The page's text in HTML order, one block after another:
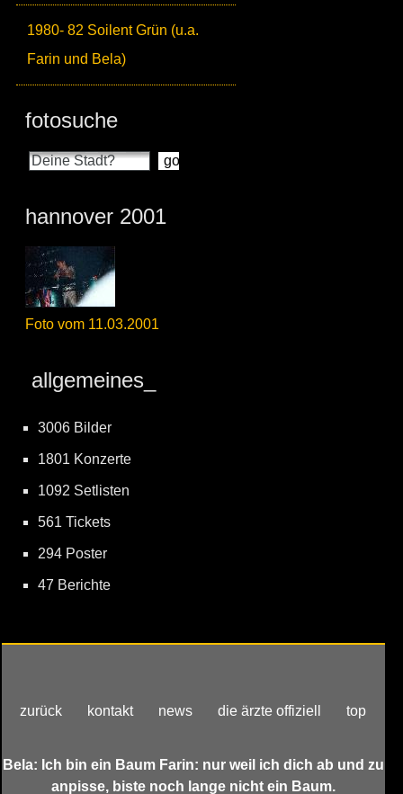
1980- 82 Soilent Grün (u.a.
Farin und Bela)
fotosuche
hannover 2001
Foto vom 11.03.2001
allgemeines_
3006 Bilder
1801 Konzerte
1092 Setlisten
561 Tickets
294 Poster
47 Berichte
zurück kontakt news die ärzte offiziell top
Bela: Ich bin ein Baum Farin: nur weil ich dich ab und zu
anpisse, biste noch lange nicht ein Baum.